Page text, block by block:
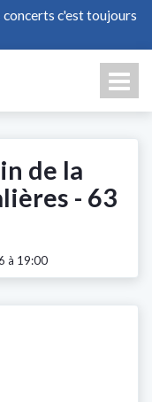
concerts c'est toujours
de la
- 63
à 19:00